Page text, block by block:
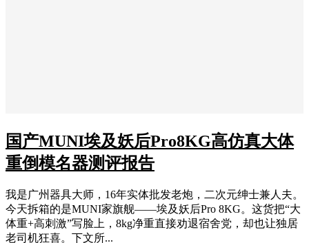
国产MUNI埃及妖后Pro8KG高仿真大体
重倒模名器测评报告
我是广州器具大师，16年实体批发老炮，二次元绅士兼人夫。
今天拆箱的是MUNI家旗舰——埃及妖后Pro 8KG。这货把“大
体重+高刺激”写脸上，8kg净重直接劝退宿舍党，却也让独居
老司机狂喜。下文所...